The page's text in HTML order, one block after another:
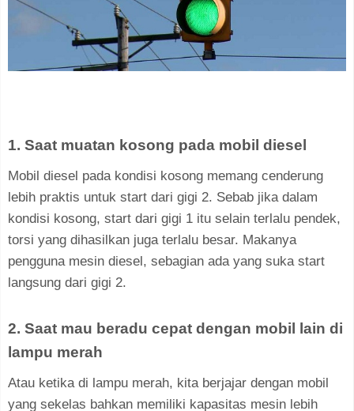
1. Saat muatan kosong pada mobil diesel
Mobil diesel pada kondisi kosong memang cenderung
lebih praktis untuk start dari gigi 2. Sebab jika dalam
kondisi kosong, start dari gigi 1 itu selain terlalu pendek,
torsi yang dihasilkan juga terlalu besar. Makanya
pengguna mesin diesel, sebagian ada yang suka start
langsung dari gigi 2.
2. Saat mau beradu cepat dengan mobil lain di
lampu merah
Atau ketika di lampu merah, kita berjajar dengan mobil
yang sekelas bahkan memiliki kapasitas mesin lebih